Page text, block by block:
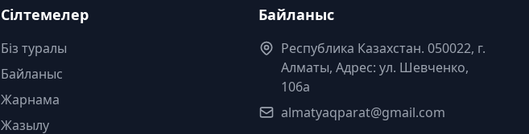
Сілтемелер
Біз туралы
Байланыс
Жарнама
Жазылу
Байланыс
Республика Казахстан. 050022, г.
Алматы, Адрес: ул. Шевченко,
106а
almatyaqparat@gmail.com